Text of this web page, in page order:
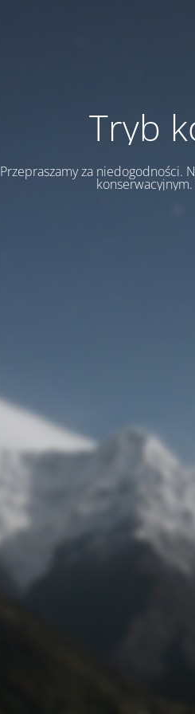
Tryb
Przepraszamy za niedogodności.